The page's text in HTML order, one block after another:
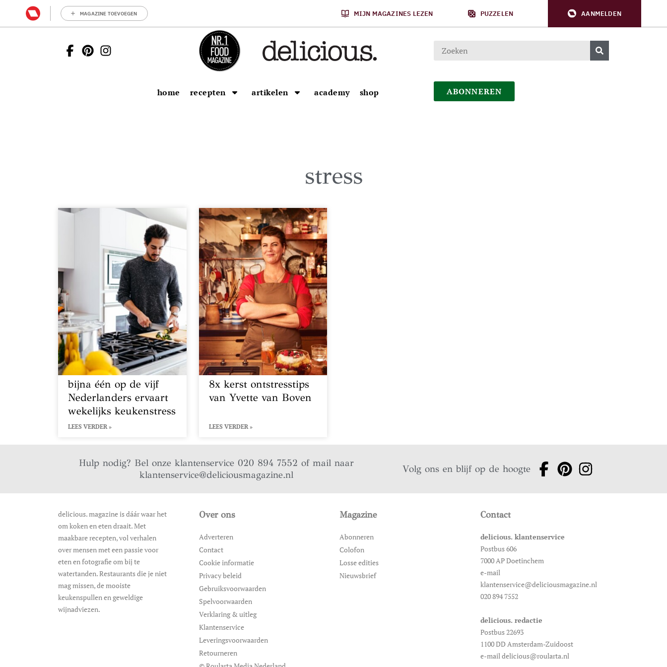
MAGAZINE TOEVOEGEN MIJN MAGAZINES LEZEN PUZZELEN AANMELDEN
home recepten artikelen academy shop ABONNEREN
stress
bijna één op de vijf
Nederlanders ervaart
wekelijks keukenstress
LEES VERDER »
8x kerst ontstresstips
van Yvette van Boven
LEES VERDER »
Hulp nodig? Bel onze klantenservice 020 894 7552 of mail naar
klantenservice@deliciousmagazine.nl
Volg ons en blijf op de hoogte
delicious. magazine is dáár waar het
om koken en eten draait. Met
maakbare recepten, vol verhalen
over mensen met een passie voor
eten en fotografie om bij te
watertanden. Restaurants die je niet
mag missen, de mooiste
keukenspullen en geweldige
wijnadviezen.
Over ons
Adverteren
Contact
Cookie informatie
Privacy beleid
Gebruiksvoorwaarden
Spelvoorwaarden
Verklaring & uitleg
Klantenservice
Leveringsvoorwaarden
Retourneren
Magazine
Abonneren
Colofon
Losse edities
Nieuwsbrief
Contact
delicious. klantenservice
Postbus 606
7000 AP Doetinchem
e-mail
klantenservice@deliciousmagazine.nl
020 894 7552
delicious. redactie
Postbus 22693
1100 DD Amsterdam-Zuidoost
e-mail delicious@roularta.nl